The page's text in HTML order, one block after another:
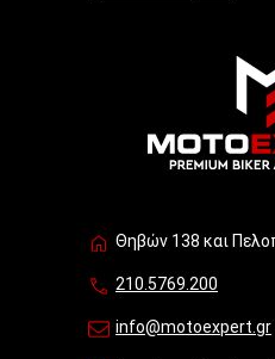
Θηβών 138 και
210.5769.200
info@motoexpert.gr